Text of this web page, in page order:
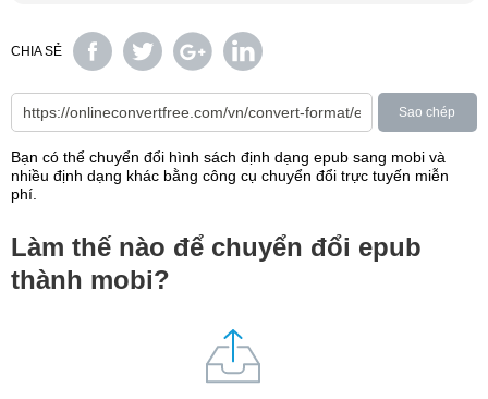
CHIA SẺ
Sao chép
Bạn có thể chuyển đổi hình sách định dạng epub sang mobi và
nhiều định dạng khác bằng công cụ chuyển đổi trực tuyến miễn
phí.
Làm thế nào để chuyển đổi epub
thành mobi?